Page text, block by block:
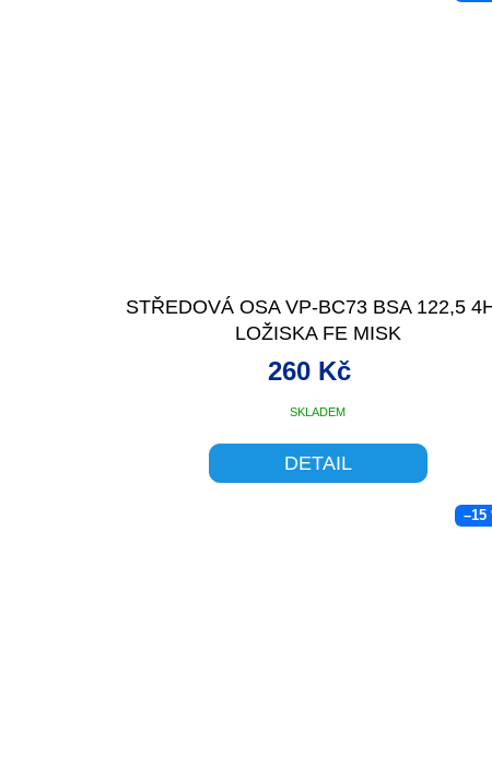
STŘEDOVÁ OSA VP-BC73 BSA 122,5
LOŽISKA FE MISK
SKLADEM
260 Kč
DETAIL
–15